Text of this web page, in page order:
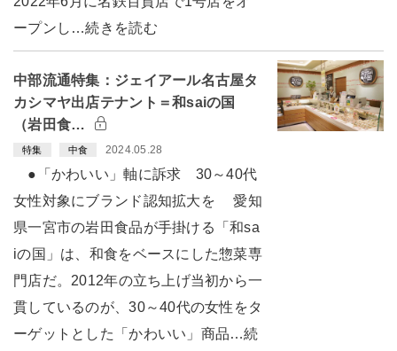
ープンし…続きを読む
中部流通特集：ジェイアール名古屋タ
カシマヤ出店テナント＝和saiの国
（岩田食…
特集 中食 2024.05.28
●「かわいい」軸に訴求 30～40代
女性対象にブランド認知拡大を 愛知
県一宮市の岩田食品が手掛ける「和sa
iの国」は、和食をベースにした惣菜専
門店だ。2012年の立ち上げ当初から一
貫しているのが、30～40代の女性をタ
ーゲットとした「かわいい」商品…続